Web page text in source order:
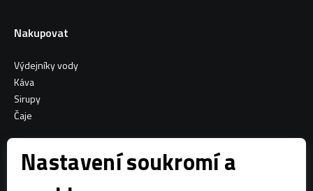
Nastavení soukromí a
Nakupovat
Výdejníky vody
Káva
Sirupy
Čaje